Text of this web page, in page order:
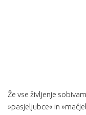
Že vse življenje
»pasjeljubce« in